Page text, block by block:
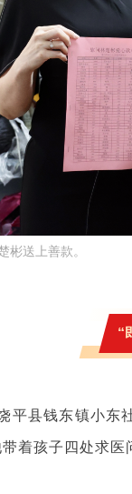
彬送上善款。
“
平县钱东镇小东
着孩子四处求